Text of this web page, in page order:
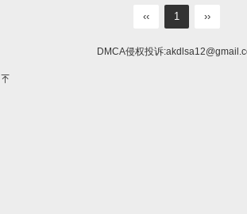
‹‹ 1 ››
DMCA侵权投诉: